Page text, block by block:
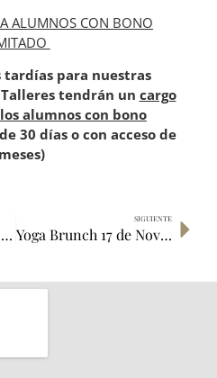
ALUMNOS CON BONO
tardías para nuestras
Talleres tendrán un cargo
alumnos con bono
30 días o con acceso de
Sesiones Especiales y talleres Octubre 2024
SIGUIENTE
Yoga Brunch 17 de Noviembre 2024